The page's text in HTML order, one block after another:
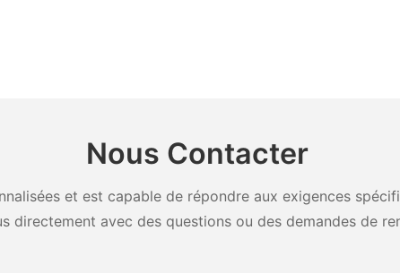
Nous Contacter
et est capable de répondre aux exigences
directement avec des questions ou des demandes de